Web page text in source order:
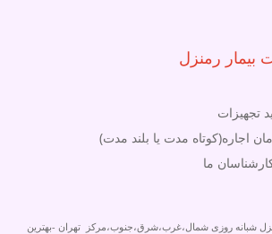
بیمار رمنزل
تجهیزات
اجاره(کوتاه مدت یا بلند مدت)
ما
شبانه روزی شمال،غرب،شرق،جنوب،مرکز تهران -بهترین